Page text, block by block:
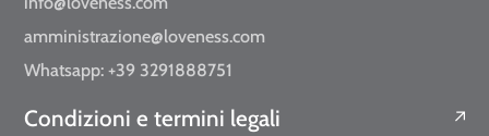
amministrazione@loveness.com
Whatsapp: +39 3291888751
Condizioni e termini legali